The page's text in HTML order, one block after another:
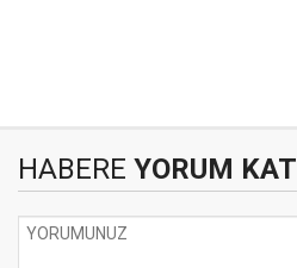
HABERE YORUM KAT